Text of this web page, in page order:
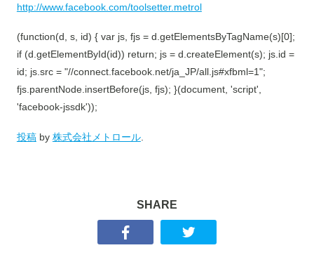
http://www.facebook.com/toolsetter.metrol
(function(d, s, id) { var js, fjs = d.getElementsByTagName(s)[0];
if (d.getElementById(id)) return; js = d.createElement(s); js.id =
id; js.src = "//connect.facebook.net/ja_JP/all.js#xfbml=1";
fjs.parentNode.insertBefore(js, fjs); }(document, 'script',
'facebook-jssdk'));
投稿by 株式会社メトロール.
SHARE